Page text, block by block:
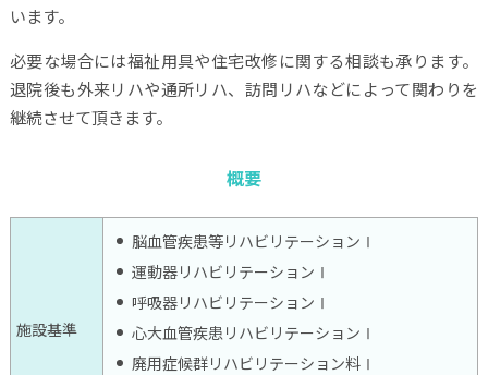
います。
必要な場合には福祉用具や住宅改修に関する相談も承ります。
退院後も外来リハや通所リハ、訪問リハなどによって関わりを
継続させて頂きます。
概要
施設基準
脳血管疾患等リハビリテーションⅠ
運動器リハビリテーションⅠ
呼吸器リハビリテーションⅠ
心大血管疾患リハビリテーションⅠ
廃用症候群リハビリテーション料Ⅰ